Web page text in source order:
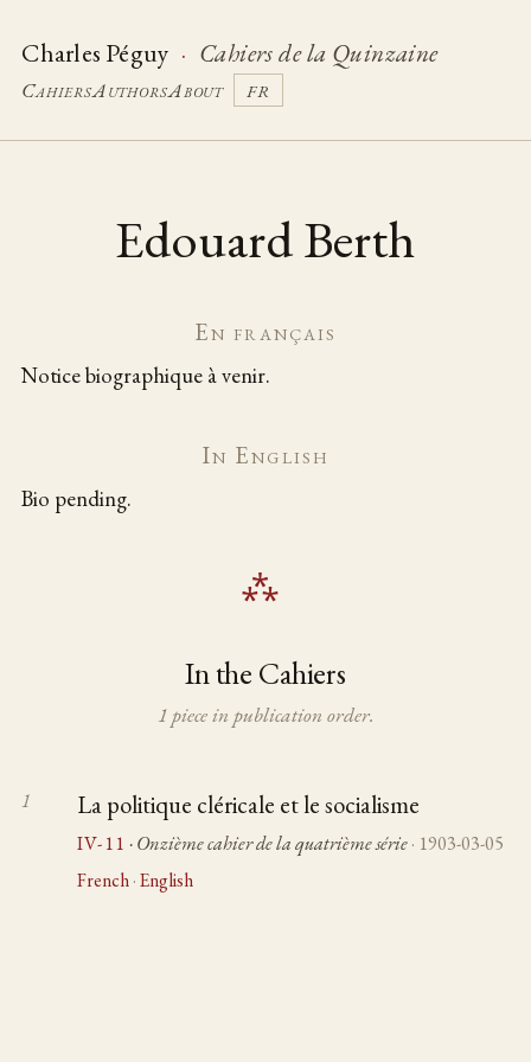
Charles Péguy · Cahiers de la Quinzaine
CahiersAuthorsAbout FR
Edouard Berth
En français
Notice biographique à venir.
In English
Bio pending.
In the Cahiers
1 piece in publication order.
La politique cléricale et le socialisme
IV-11 · Onzième cahier de la quatrième série· 1903-03-05
French ·English